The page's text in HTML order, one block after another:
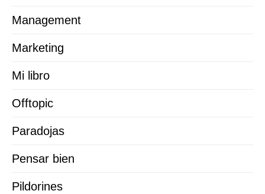
Management
Marketing
Mi libro
Offtopic
Paradojas
Pensar bien
Pildorines